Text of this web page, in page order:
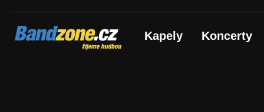
Bandzone.cz
žijeme hudbou Kapely Koncerty